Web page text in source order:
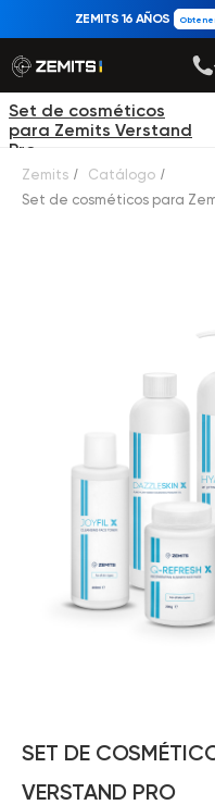
ZEMITS 16 AÑOS
Set de cosméticos
para Zemits Verstand
Pro
Zemits / Catálogo /
Set de cosméticos para
SET DE
VERSTAND PRO